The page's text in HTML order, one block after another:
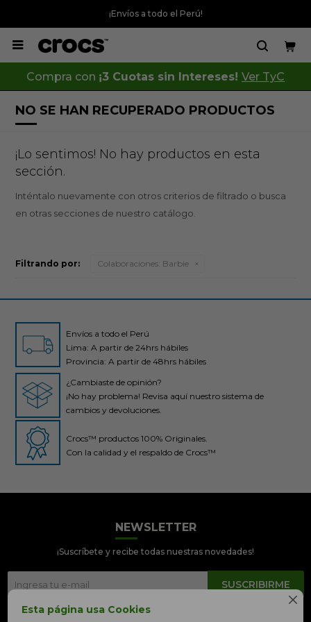

Esta página usa Cookies
Crocs Perú
● En línea
¡Envíos a todo el Perú!

Compra con ¡3 Cuotas sin Intereses! Ver TyC
NO SE HAN RECUPERADO PRODUCTOS
¡Lo sentimos! No hay productos en esta
sección.
Inténtalo nuevamente con otros criterios de filtrado o busca
en otras secciones de nuestro catálogo.
Filtrando por: Colaboraciones: Barbie
Envíos a todo el Perú
Lima: A partir de 24hrs hábiles
Provincia: A partir de 48hrs hábiles
¿Cambiaste de opinión?
¡No hay problema! Revisa aquí nuestro sistema de
cambios y devoluciones.
Crocs™ productos 100% Originales.
Con la calidad y el respaldo de Crocs™
NEWSLETTER
¡Suscríbete y recibe todas nuestras novedades!
SUSCRIBIRME